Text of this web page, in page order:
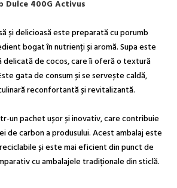
Dulce 400G Activus
și delicioasă este preparată cu porumb
bogat în nutrienți și aromă. Supa este
delicată de cocos, care îi oferă o textură
gata de consum și se servește caldă,
reconfortantă și revitalizantă.
un pachet ușor și inovativ, care contribuie
de carbon a produsului. Acest ambalaj este
și este mai eficient din punct de
cu ambalajele tradiționale din sticlă.